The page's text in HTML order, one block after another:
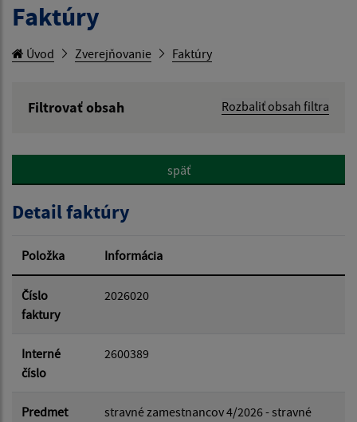
Faktúry
Úvod Zverejňovanie Faktúry
Filtrovať obsah
Rozbaliť obsah filtra
Hľadať v:
Dátum od:
Dátum do:
Suma od:
späť
Detail faktúry
Položka Informácia
Číslo
faktury
2026020
Interné
číslo
2600389
Predmet
stravné zamestnancov 4/2026 - stravné